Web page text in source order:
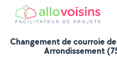
Changement de courroie
Arrondissement